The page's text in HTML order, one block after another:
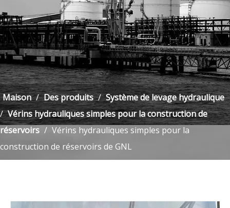
Maison / Des produits / Système de levage hydraulique
/ Vérins hydrauliques simples pour la construction de
réservoirs / Vérins hydrauliques simples pour la
construction de réservoirs de GNL